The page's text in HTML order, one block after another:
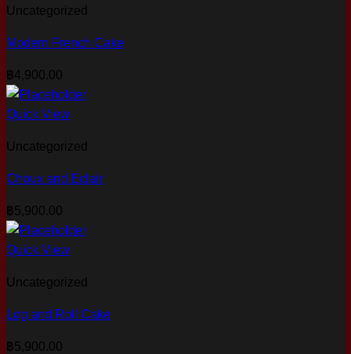
Uncategorized
Modern French Cake
฿4,900.00
Quick View
Uncategorized
Choux and Eclair
฿5,900.00
Quick View
Uncategorized
Log and Roll Cake
฿5,900.00